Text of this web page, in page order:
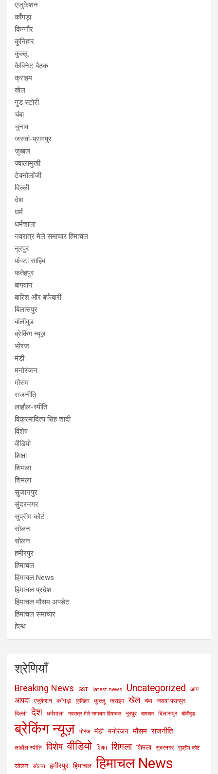
एजुकेशन
काँगड़ा
किन्नौर
कुनिहार
कुल्लू
कैबिनेट बैठक
क्राइम
खेल
गुड स्टोरी
चंबा
चुनाव
जसवां-प्रागपुर
जुब्बल
ज्वालामुखी
टेक्नोलॉजी
दिल्ली
देश
धर्म
धर्मशाला
नवरात्र मेले समाचार हिमाचल
नूरपुर
पांवटा साहिब
फतेहपुर
बागवान
बारिश और बर्फबारी
बिलासपुर
बॉलीवुड
ब्रेकिंग न्यूज़
भोरंज
मंडी
मनोरंजन
मौसम
राजनीति
लाहौल-स्पीति
विक्रमादित्य सिंह शादी
विशेष
वीडियो
शिक्षा
शिमला
शिमला
सुजानपुर
सुंदरनगर
सुप्रीम कोर्ट
सोलन
सोलन
हमीरपुर
हिमाचल
हिमाचल News
हिमाचल प्रदेश
हिमाचल मौसम अपडेट
हिमाचल समाचार
हेल्थ
श्रेणियाँ
Breaking News GST latest news Uncategorized आग
आपदा एजुकेशन काँगड़ा कुनिहार कुल्लू क्राइम खेल चंबा
जसवां-प्रागपुर
दिल्ली
देश धर्मशाला नवरात्र मेले समाचार हिमाचल नूरपुर बागवान बिलासपुर बॉलीवुड
ब्रेकिंग न्यूज़ भोरंज मंडी मनोरंजन मौसम राजनीति
लाहौल-स्पीति विशेष वीडियो शिक्षा शिमला शिमला सुंदरनगर सुप्रीम कोर्ट
सोलन सोलन हमीरपुर हिमाचल हिमाचल News